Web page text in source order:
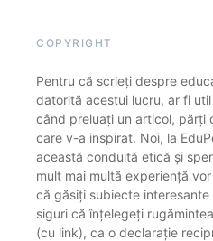
COPYRIGHT
Pentru că scrieți despre
datorită acestui lucru, ar fi
când preluați un articol, părți
care v-a inspirat. Noi, la
această conduită etică și
mult mai multă experiență
că găsiți subiecte
siguri că înțelegeți
(cu link), ca o declarație